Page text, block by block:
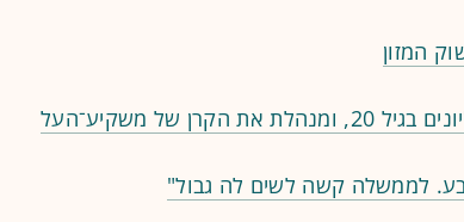
המזון
סגרה עסקאות ביטחוניות במיליונים ​​​​​בגיל 20, ומנהלת את הקרן של משקיע־העל
לממשלה קשה לשים לה גבול"